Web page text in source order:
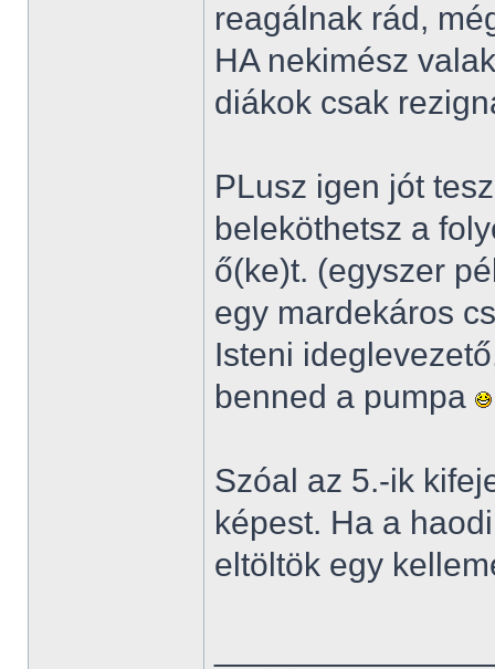
reagálnak rád,
HA nekimész
diákok csak
PLusz igen jót
beleköthetsz a
ő(ke)t. (egyszer
egy mardekáros
Isteni
benned a pumpa
Szóal az 5.-ik
képest. Ha a
eltöltök egy